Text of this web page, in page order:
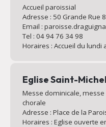
Accueil paroissial
Adresse : 50 Grande Rue
Email :
Tel : 04 94 76 34 98
Horaires : Accueil du
Eglise Saint-Michel
Messe dominicale,
chorale
Adresse : Place de la
Horaires : Eglise ouverte